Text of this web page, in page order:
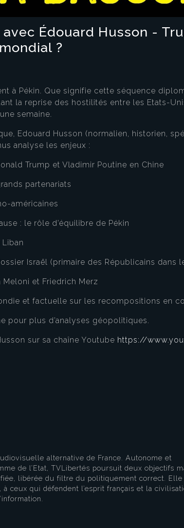
Édouard Husson -
?
à Pékin. Que signifie cette séquence
la reprise des hostilités entre les Etats-
semaine.
Edouard Husson (normalien, historien,
analyse les enjeux :
Trump et Vladimir Poutine en Chine
partenariats
américaines
: le rôle d’équilibre de Pékin
Liban
Israël (primaire des Républicains dans
Meloni et Friedrich Merz
et factuelle sur les recompositions en
pour plus d’analyses géopolitiques.
sur sa chaîne Youtube https://
alternative de France. Autonome et
de l’Etat, TVLibertés poursuit deux objectifs
libérée du filtre du politiquement correct. Elle
à ceux qui défendent l’esprit français et la